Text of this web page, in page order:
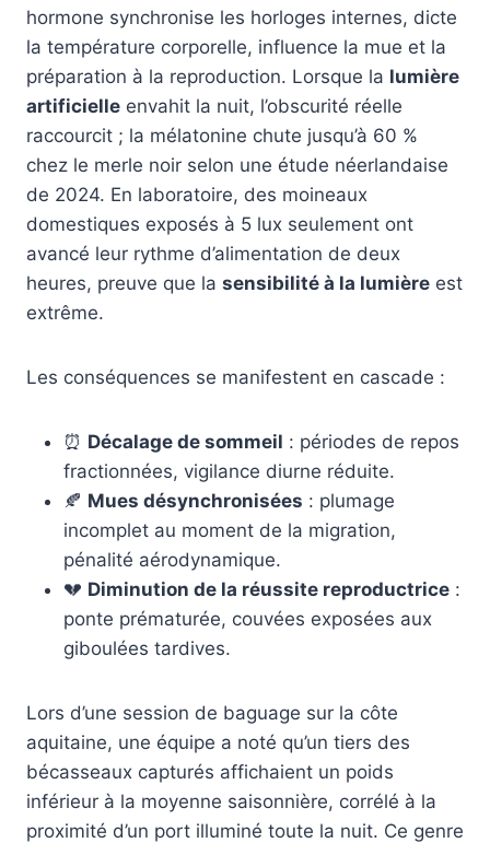
hormone synchronise les horloges internes, dicte
la température corporelle, influence la mue et la
préparation à la reproduction. Lorsque la lumière
artificielle envahit la nuit, l’obscurité réelle
raccourcit ; la mélatonine chute jusqu’à 60 %
chez le merle noir selon une étude néerlandaise
de 2024. En laboratoire, des moineaux
domestiques exposés à 5 lux seulement ont
avancé leur rythme d’alimentation de deux
heures, preuve que la sensibilité à la lumière est
extrême.
Les conséquences se manifestent en cascade :
⏰ Décalage de sommeil : périodes de repos
fractionnées, vigilance diurne réduite.
🍂 Mues désynchronisées : plumage
incomplet au moment de la migration,
pénalité aérodynamique.
💔 Diminution de la réussite reproductrice :
ponte prématurée, couvées exposées aux
giboulées tardives.
Lors d’une session de baguage sur la côte
aquitaine, une équipe a noté qu’un tiers des
bécasseaux capturés affichaient un poids
inférieur à la moyenne saisonnière, corrélé à la
proximité d’un port illuminé toute la nuit. Ce genre